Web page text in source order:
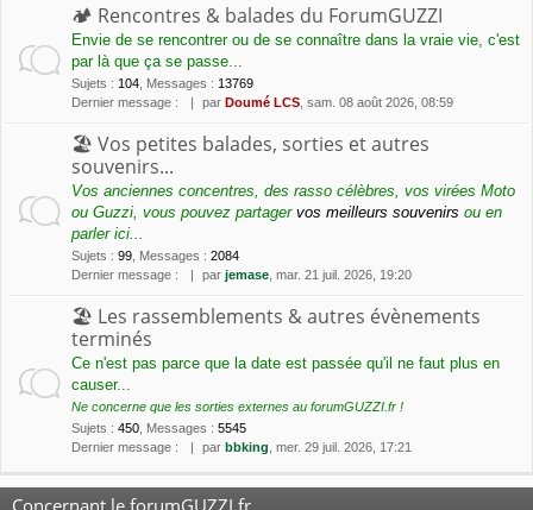
🏕 Rencontres & balades du ForumGUZZI
Envie de se rencontrer ou de se connaître dans la vraie vie, c'est
par là que ça se passe...
Sujets : 104 Messages : 13769
Dernier message :
par Doumé LCS , sam. 08 août 2026, 08:59
🏖 Vos petites balades, sorties et autres
souvenirs...
Vos anciennes concentres, des rasso célèbres, vos virées Moto
ou Guzzi, vous pouvez partager vos meilleurs souvenirs ou en
parler ici...
Sujets : 99 Messages : 2084
Dernier message :
par jemase , mar. 21 juil. 2026, 19:20
🏖 Les rassemblements & autres évènements
terminés
Ce n'est pas parce que la date est passée qu'il ne faut plus en
causer...
Ne concerne que les sorties externes au forumGUZZI.fr !
Sujets : 450 Messages : 5545
Dernier message :
par bbking , mer. 29 juil. 2026, 17:21
Concernant le forumGUZZI.fr